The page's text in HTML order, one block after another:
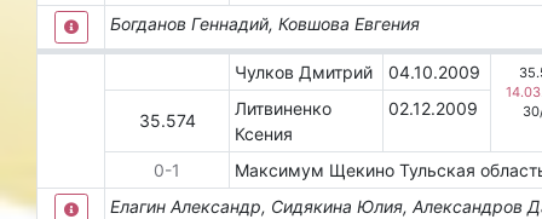
Богданов Геннадий, Ковшова Евгения
Чулков Дмитрий 04.10.2009
30
35.574
Литвиненко
Ксения
02.12.2009
0-1 Максимум ЩекиноТульская
Елагин Александр, Сидякина Юлия, Александров